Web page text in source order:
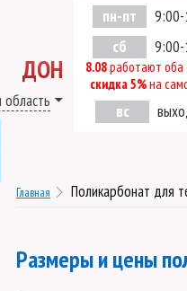
ДОН
пн-пт
сб
8.08работают оба
скидка 5%на
вс
Главная Поликарбонат для
Размеры и цены